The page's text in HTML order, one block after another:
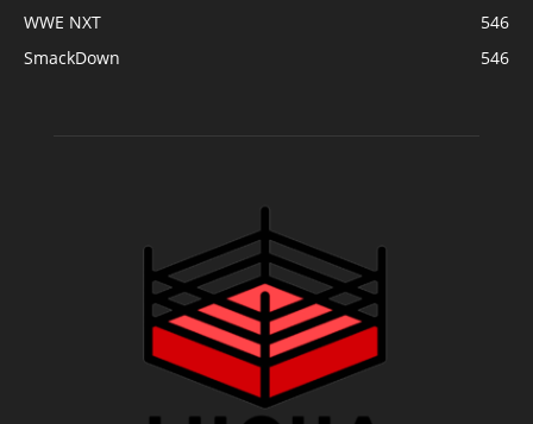
WWE NXT
546
SmackDown
546